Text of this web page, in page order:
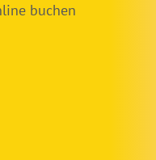
buchen